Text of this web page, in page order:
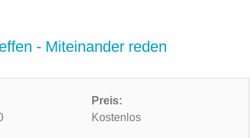
- Miteinander reden
Preis:
Kostenlos